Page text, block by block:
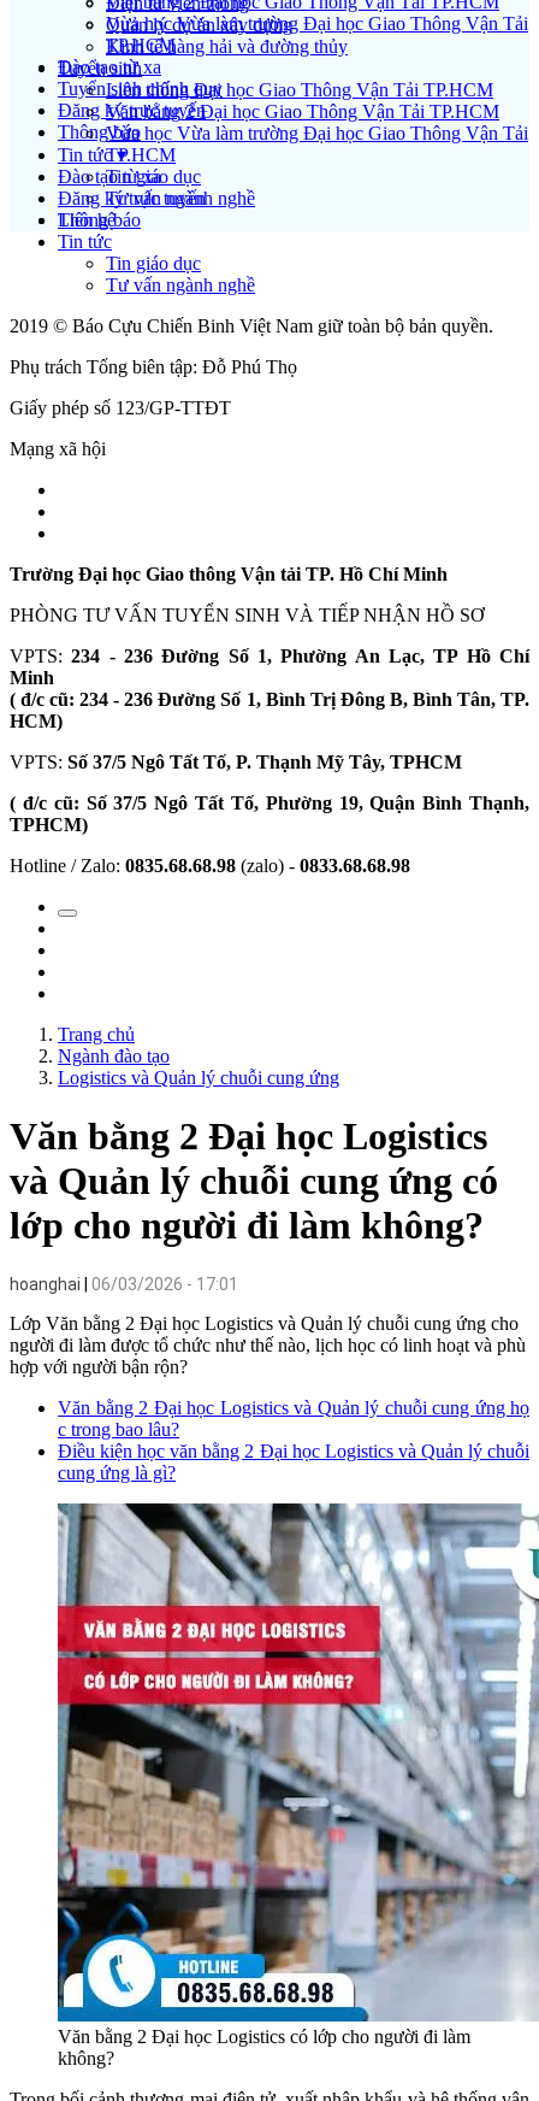
Vừa học Vừa làm trường Đại học Giao Thông Vận Tải
TP.HCM
Đào tạo từ xa
Tuyển sinh chính quy
Đăng ký trực tuyến
Thông báo
Tin tức ▾
Tin giáo dục
Tư vấn ngành nghề
Liên hệ
Quản lý dự án xây dựng
Kinh tế hàng hải và đường thủy
Tuyển sinh
Liên thông Đại học Giao Thông Vận Tải TP.HCM
Văn bằng 2 Đại học Giao Thông Vận Tải TP.HCM
Vừa học Vừa làm trường Đại học Giao Thông Vận Tải
TP.HCM
Đào tạo từ xa
Đăng ký trực tuyến
Thông báo
Tin tức
Tin giáo dục
Tư vấn ngành nghề
2019 © Báo Cựu Chiến Binh Việt Nam giữ toàn bộ bản quyền.
Phụ trách Tổng biên tập: Đỗ Phú Thọ
Giấy phép số 123/GP-TTĐT
Mạng xã hội
Trường Đại học Giao thông Vận tải TP. Hồ Chí Minh
PHÒNG TƯ VẤN TUYỂN SINH VÀ TIẾP NHẬN HỒ SƠ
VPTS:234 - 236 Đường Số 1, Phường An Lạc, TP Hồ Chí
Minh
( đ/c cũ: 234 - 236 Đường Số 1, Bình Trị Đông B, Bình Tân, TP.
HCM)
VPTS: Số 37/5 Ngô Tất Tố, P. Thạnh Mỹ Tây, TPHCM
( đ/c cũ: Số 37/5 Ngô Tất Tố, Phường 19, Quận Bình Thạnh,
TPHCM)
Hotline / Zalo: 0835.68.68.98 (zalo) - 0833.68.68.98
Trang chủ
Ngành đào tạo
Logistics và Quản lý chuỗi cung ứng
Văn bằng 2 Đại học Logistics
và Quản lý chuỗi cung ứng có
lớp cho người đi làm không?
hoanghai 06/03/2026 - 17:01
Lớp Văn bằng 2 Đại học Logistics và Quản lý chuỗi cung ứng cho
người đi làm được tổ chức như thế nào, lịch học có linh hoạt và phù
hợp với người bận rộn?
Văn bằng 2 Đại học Logistics và Quản lý chuỗi cung ứng họ
c trong bao lâu?
Điều kiện học văn bằng 2 Đại học Logistics và Quản lý chuỗi
cung ứng là gì?
Văn bằng 2 Đại học Logistics có lớp cho người đi làm
không?